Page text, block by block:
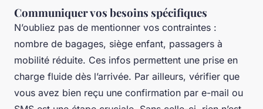
Communiquer vos besoins spécifiques
N’oubliez pas de mentionner vos contraintes :
nombre de bagages, siège enfant, passagers à
mobilité réduite. Ces infos permettent une prise en
charge fluide dès l’arrivée. Par ailleurs, vérifier que
vous avez bien reçu une confirmation par e-mail ou